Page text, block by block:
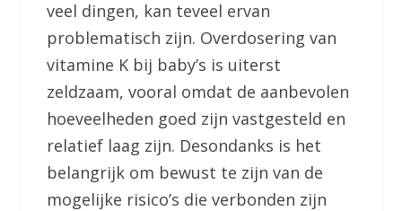
veel dingen, kan teveel ervan
problematisch zijn. Overdosering van
vitamine K bij baby’s is uiterst
zeldzaam, vooral omdat de aanbevolen
hoeveelheden goed zijn vastgesteld en
relatief laag zijn. Desondanks is het
belangrijk om bewust te zijn van de
mogelijke risico’s die verbonden zijn